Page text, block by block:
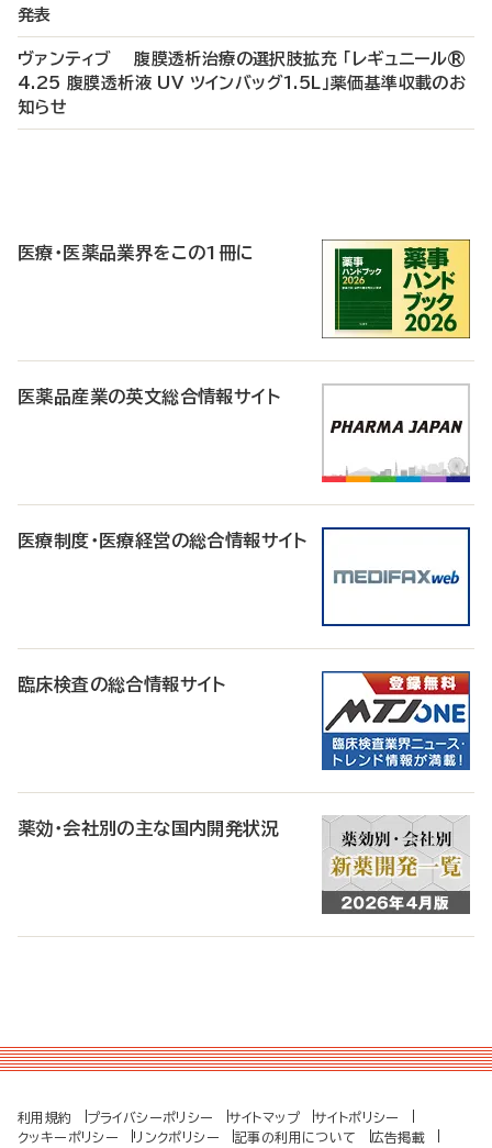
発表
ヴァンティブ 腹膜透析治療の選択肢拡充 「レギュニール®
4.25 腹膜透析液 UV ツインバッグ1.5L」薬価基準収載のお
知らせ
医療・医薬品業界をこの1冊に
医薬品産業の英文総合情報サイト
医療制度・医療経営の総合情報サイト
臨床検査の総合情報サイト
薬効・会社別の主な国内開発状況
利用規約 プライバシーポリシー サイトマップ
サイトポリシー
クッキーポリシー
リンクポリシー 記事の利用について 広告掲載